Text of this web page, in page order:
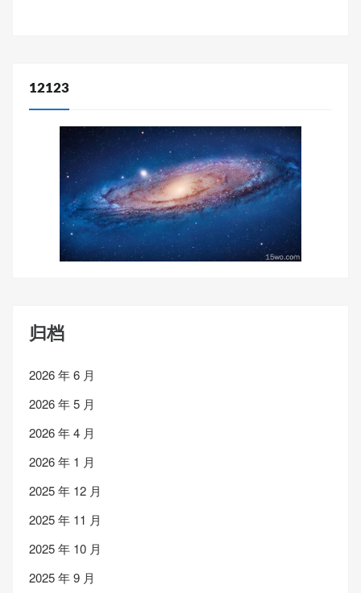
12123
归档
2026 年 6 月
2026 年 5 月
2026 年 4 月
2026 年 1 月
2025 年 12 月
2025 年 11 月
2025 年 10 月
2025 年 9 月